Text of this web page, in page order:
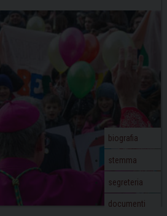
biografia
stemma
segreteria
documenti